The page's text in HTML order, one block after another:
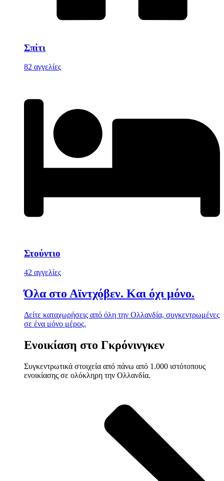
Σπίτι
82 αγγελίες
Στούντιο
42 αγγελίες
Όλα στο Αϊντχόβεν. Και όχι μόνο.
Δείτε καταχωρήσεις από όλη την Ολλανδία, συγκεντρωμένες
σε ένα μόνο μέρος.
Ενοικίαση στο Γκρόνινγκεν
Συγκεντρωτικά στοιχεία από πάνω από 1.000 ιστότοπους
ενοικίασης σε ολόκληρη την Ολλανδία.